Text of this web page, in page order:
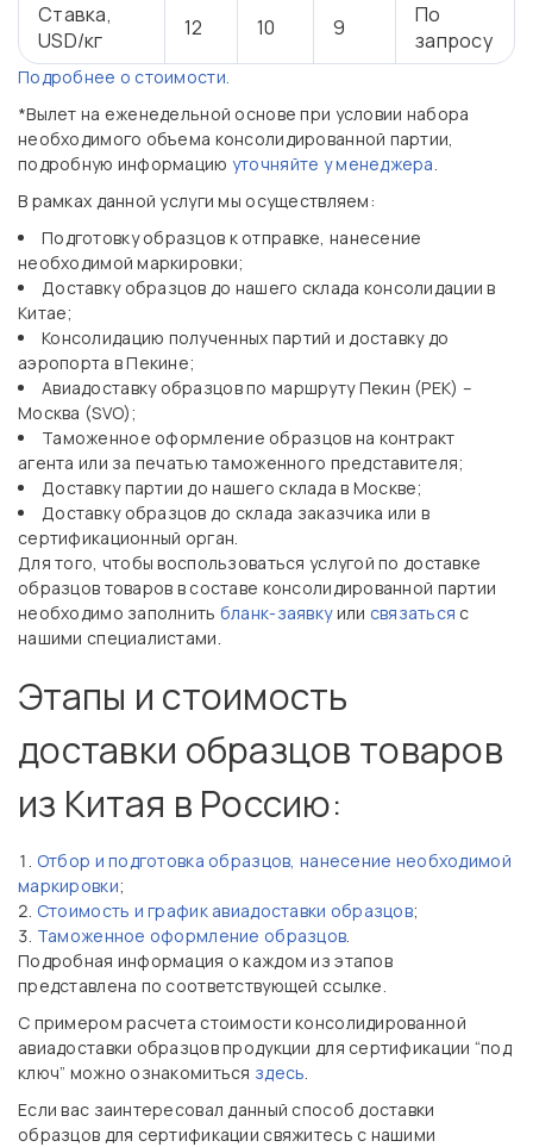
Ставка,
USD/кг
12 10 9
По
запросу
Подробнее о стоимости.
*Вылет на еженедельной основе при условии набора
необходимого объема консолидированной партии,
подробную информацию уточняйте у менеджера.
В рамках данной услуги мы осуществляем:
Подготовку образцов к отправке, нанесение
необходимой маркировки;
Доставку образцов до нашего склада консолидации в
Китае;
Консолидацию полученных партий и доставку до
аэропорта в Пекине;
Авиадоставку образцов по маршруту Пекин (PEK) –
Москва (SVO);
Таможенное оформление образцов на контракт
агента или за печатью таможенного представителя;
Доставку партии до нашего склада в Москве;
Доставку образцов до склада заказчика или в
сертификационный орган.
Для того, чтобы воспользоваться услугой по доставке
образцов товаров в составе консолидированной партии
необходимо заполнить бланк-заявкуили связаться с
нашими специалистами.
Этапы и стоимость
доставки образцов товаров
из Китая в Россию:
Отбор и подготовка образцов, нанесение необходимой
маркировки;
Стоимость и график авиадоставки образцов;
Таможенное оформление образцов.
Подробная информация о каждом из этапов
представлена по соответствующей ссылке.
С примером расчета стоимости консолидированной
авиадоставки образцов продукции для сертификации “под
ключ” можно ознакомиться здесь.
Если вас заинтересовал данный способ доставки
образцов для сертификации свяжитесь с нашими